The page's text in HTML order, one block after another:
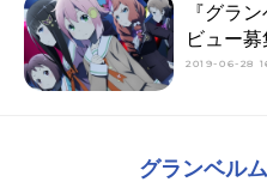
『グラ
ビュー募
2019-06-28
グランベル